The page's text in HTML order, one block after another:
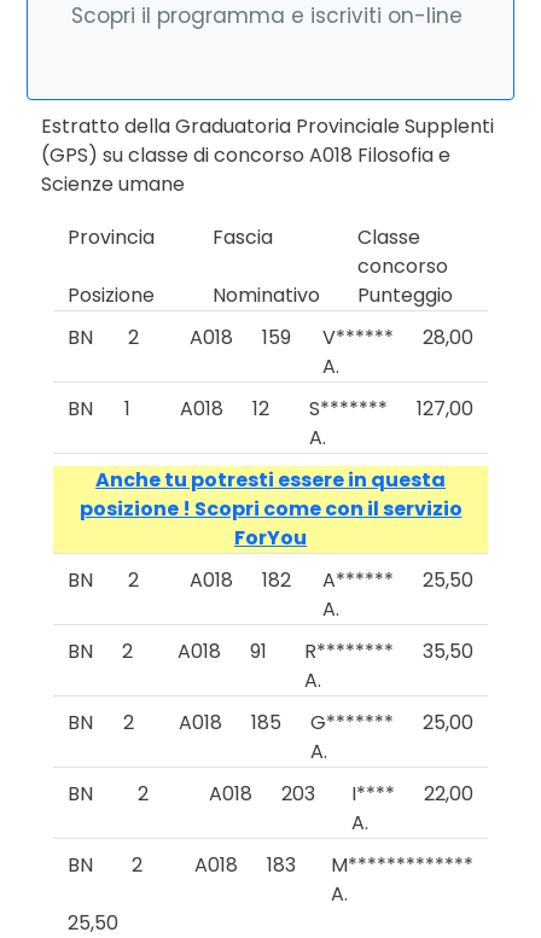
Scopri il programma e iscriviti on-line
Estratto della Graduatoria Provinciale Supplenti
(GPS) su classe di concorso A018 Filosofia e
Scienze umane
Provincia
Fascia
Classe
concorso
Posizione
Nominativo
Punteggio
BN
2 A018 159
V******
A.
28,00
BN 1 A018 12
S*******
A.
127,00
Anche tu potresti essere in questa
posizione ! Scopri come con il servizio
ForYou
BN
2 A018 182
A******
A.
25,50
BN 2 A018 91
R********
A.
35,50
BN 2 A018 185
G*******
A.
25,00
BN 2 A018 203
I****
A.
22,00
BN 2 A018 183
M*************
A.
25,50